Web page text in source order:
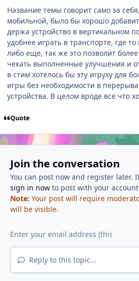
Название темы говорит само за
мобильной, было бы хорошо
держа устройство в вертикальном
удобнее играть в транспорте, где
либо еще, так же это позволит
чекать выполненные улучшения и
в стим хотелось бы эту игруху для
игры без необходимости в
устройства. В целом вроде все что
Quote
Join the conversation
You can post now and register later.
sign in nowto post with your
Note: Your post will require
will be visible.
Reply to this topic...